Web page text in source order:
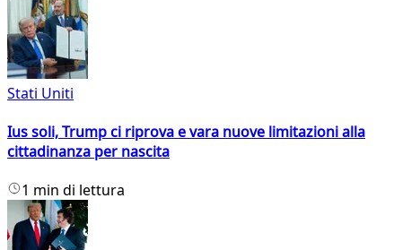
Stati Uniti
Ius soli, Trump ci riprova e vara nuove limitazioni alla
cittadinanza per nascita
1 min di lettura